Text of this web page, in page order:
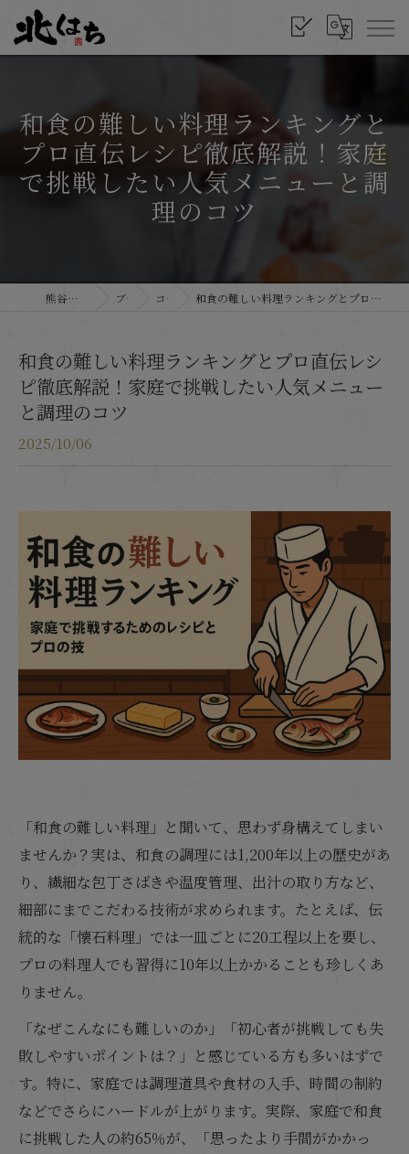
和食の難しい料理ランキングと
プロ直伝レシピ徹底解説！家庭
で挑戦したい人気メニューと調
理のコツ
熊谷の和食なら北はち ブログ コラム 和食の難しい料理ランキングとプロ直伝レシピ徹底解説！家庭で挑戦したい人気メニューと調理のコツ
和食の難しい料理ランキングとプロ直伝レシ
ピ徹底解説！家庭で挑戦したい人気メニュー
と調理のコツ
2025/10/06
「和食の難しい料理」と聞いて、思わず身構えてしまい
ませんか？実は、和食の調理には1,200年以上の歴史があ
り、繊細な包丁さばきや温度管理、出汁の取り方など、
細部にまでこだわる技術が求められます。たとえば、伝
統的な「懐石料理」では一皿ごとに20工程以上を要し、
プロの料理人でも習得に10年以上かかることも珍しくあ
りません。
「なぜこんなにも難しいのか」「初心者が挑戦しても失
敗しやすいポイントは？」と感じている方も多いはずで
す。特に、家庭では調理道具や食材の入手、時間の制約
などでさらにハードルが上がります。実際、家庭で和食
に挑戦した人の約65％が、「思ったより手間がかかっ